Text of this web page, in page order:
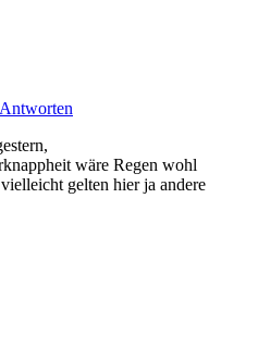
Antworten
wäre Regen wohl
gelten hier ja andere